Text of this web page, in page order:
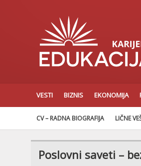
VESTI BIZNIS EKONOMIJA
CV – RADNA BIOGRAFIJA LIČNE
Poslovni saveti –